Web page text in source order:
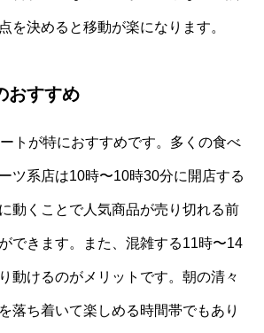
を決めると移動が楽になります。
おすすめ
トが特におすすめです。多くの食べ
ツ系店は10時〜10時30分に開店する
動くことで人気商品が売り切れる前
できます。また、混雑する11時〜14
動けるのがメリットです。朝の清々
落ち着いて楽しめる時間帯でもあり